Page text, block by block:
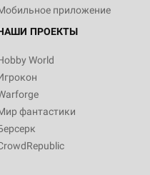
приложение
ПРОЕКТЫ
World
фантастики